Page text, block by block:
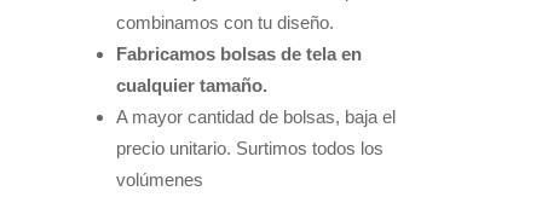
combinamos con tu diseño.
Fabricamos bolsas de tela en
cualquier tamaño.
A mayor cantidad de bolsas, baja el
precio unitario. Surtimos todos los
volúmenes